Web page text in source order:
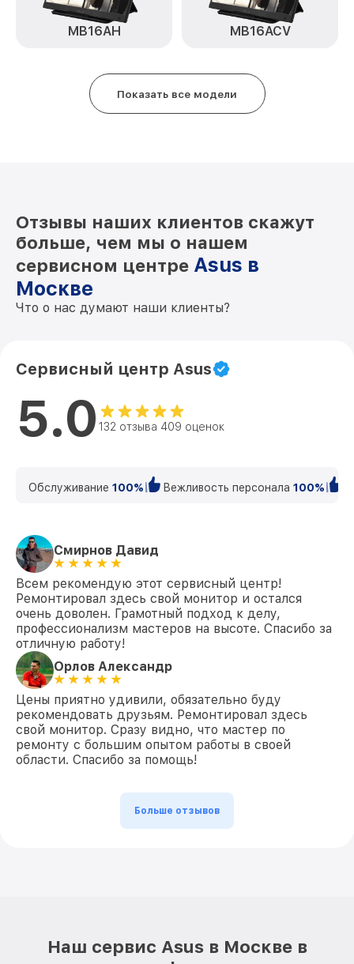
MB16AH MB16ACV
Показать все модели
Отзывы наших клиентов скажут
больше, чем мы о нашем
сервисном центре Asus в
Москве
Что о нас думают наши клиенты?
Сервисный центр Asus
5.0 132 отзыва 409 оценок
Обслуживание 100% Вежливость персонала 100%
Смирнов Давид
Всем рекомендую этот сервисный центр!
Ремонтировал здесь свой монитор и остался
очень доволен. Грамотный подход к делу,
профессионализм мастеров на высоте. Спасибо за
отличную работу!
Орлов Александр
Цены приятно удивили, обязательно буду
рекомендовать друзьям. Ремонтировал здесь
свой монитор. Сразу видно, что мастер по
ремонту с большим опытом работы в своей
области. Спасибо за помощь!
Больше отзывов
Наш сервис Asus в Москве в